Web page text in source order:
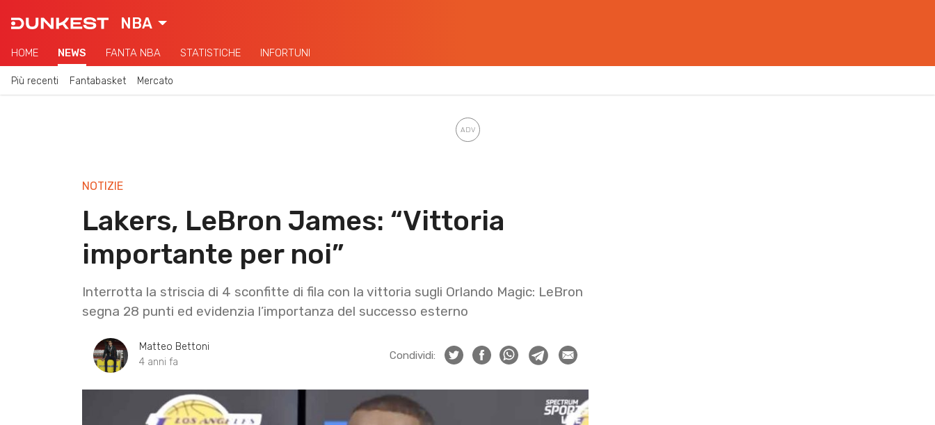
NBA
HOME NEWS FANTA NBA STATISTICHE INFORTUNI
Più recenti Fantabasket Mercato
NOTIZIE
Lakers, LeBron James: “Vittoria
importante per noi”
Interrotta la striscia di 4 sconfitte di fila con la vittoria sugli Orlando Magic: LeBron
segna 28 punti ed evidenzia l’importanza del successo esterno
Matteo Bettoni
4 anni fa
Condividi: